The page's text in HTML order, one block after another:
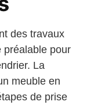
des travaux
préalable pour
La
meuble en
de prise